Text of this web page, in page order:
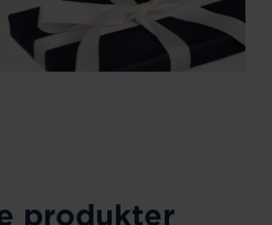
produkter